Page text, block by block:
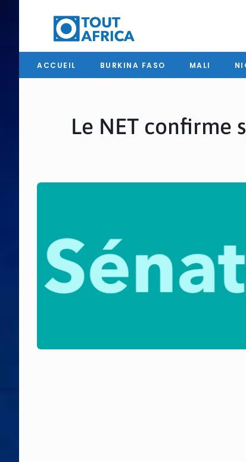
ACCUEIL BURKINA FASO MALI
Le NET confirme